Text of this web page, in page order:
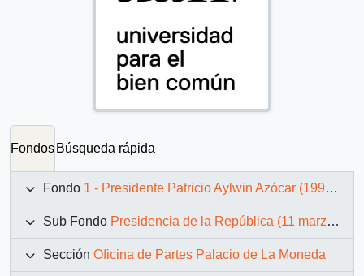
Fondos Búsqueda rápida
Fondo 1 - Presidente Patricio Aylwin Azócar (1990-1994)
Sub Fondo Presidencia de la República (11 marzo 1990 – 11 marzo 1994)
Sección Oficina de Partes Palacio de La Moneda